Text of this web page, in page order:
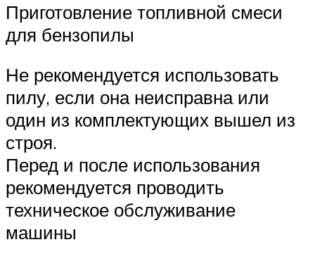
Приготовление топливной смеси
для бензопилы
Не рекомендуется использовать
пилу, если она неисправна или
один из комплектующих вышел из
строя.
Перед и после использования
рекомендуется проводить
техническое обслуживание
машины